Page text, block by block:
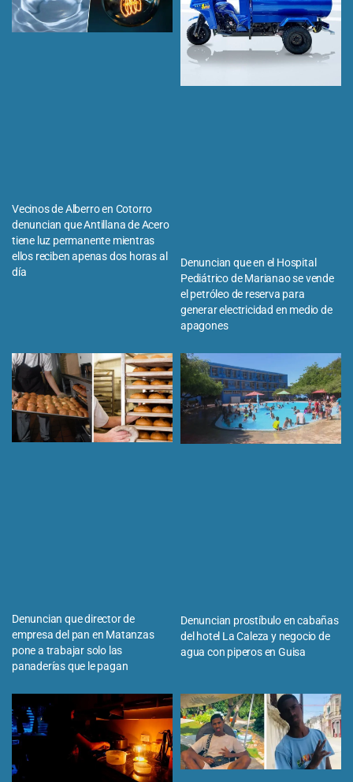
Vecinos de Alberro en Cotorro
denuncian que Antillana de Acero
tiene luz permanente mientras
ellos reciben apenas dos horas al
día
Denuncian que en el Hospital
Pediátrico de Marianao se vende
el petróleo de reserva para
generar electricidad en medio de
apagones
Denuncian que director de
empresa del pan en Matanzas
pone a trabajar solo las
panaderías que le pagan
Denuncian prostíbulo en cabañas
del hotel La Caleza y negocio de
agua con piperos en Guisa